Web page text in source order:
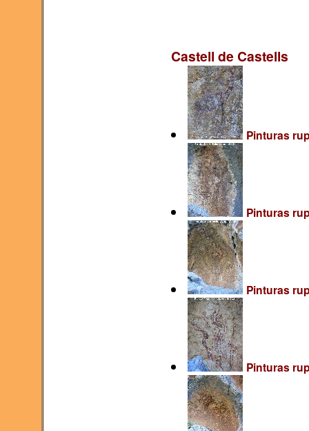
Castell de Castells
Pinturas
Pinturas
Pinturas
Pinturas